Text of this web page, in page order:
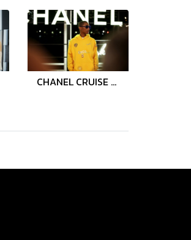
CHANEL CRUISE 2018/19 REPLICA SHOW IN BANGKOK